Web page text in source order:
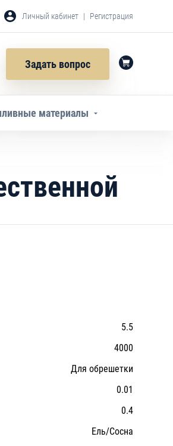
Личный кабинет | Регистрация
Задать вопрос
материалы
5.5
4000
Для обрешетки
0.01
0.4
Ель/Сосна